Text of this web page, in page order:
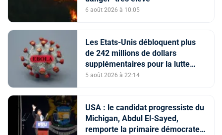
6 août 2026 à 10:05
Les Etats-Unis débloquent plus
de 242 millions de dollars
supplémentaires pour la lutte
contre Ebola
5 août 2026 à 22:14
USA : le candidat progressiste du
Michigan, Abdul El-Sayed,
remporte la primaire démocrate